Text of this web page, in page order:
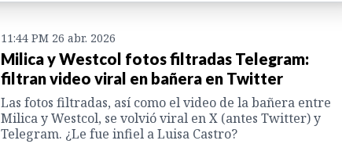
11:44 PM 26 abr. 2026
Milica y Westcol fotos filtradas Telegram:
filtran video viral en bañera en Twitter
Las fotos filtradas, así como el video de la bañera entre
Milica y Westcol, se volvió viral en X (antes Twitter) y
Telegram. ¿Le fue infiel a Luisa Castro?